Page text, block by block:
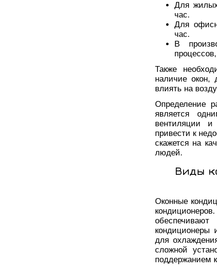
Для
час.
Для
час.
В
Также
наличие окон,
влиять на
Определение
является
вентиляции и
привести к
скажется на
людей.
Виды
Оконные
кондиционеры
для
сложной
поддержанием